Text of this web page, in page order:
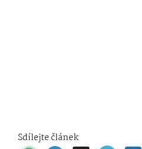
Sdílejte článek